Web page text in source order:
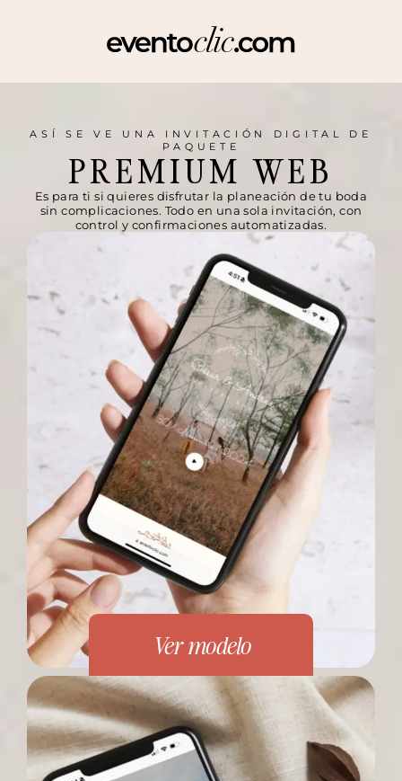
ASÍ SE VE UNA INVITACIÓN DIGITAL DE
PAQUETE
PREMIUM WEB
Es para ti si quieres disfrutar la planeación de tu boda
sin complicaciones. Todo en una sola invitación, con
control y confirmaciones automatizadas.
Ver modelo